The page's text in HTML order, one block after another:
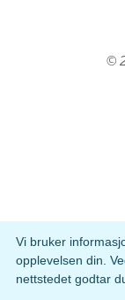
©
Vi bruker
opplevelsen din.
nettstedet godtar